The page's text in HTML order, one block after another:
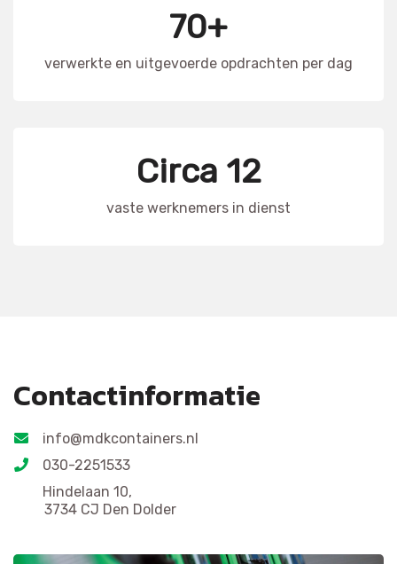
70+
verwerkte en uitgevoerde opdrachten per dag
Circa 12
vaste werknemers in dienst
Contactinformatie
info@mdkcontainers.nl
030-2251533
Hindelaan 10,
3734 CJ Den Dolder